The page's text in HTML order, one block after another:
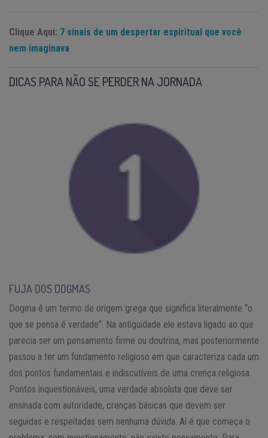
Clique Aqui: 7 sinais de um despertar espiritual que você
nem imaginava
DICAS PARA NÃO SE PERDER NA JORNADA
FUJA DOS DOGMAS
Dogma é um termo de origem grega que significa literalmente “o
que se pensa é verdade”. Na antiguidade ele estava ligado ao que
parecia ser um pensamento firme ou doutrina, mas posteriormente
passou a ter um fundamento religioso em que caracteriza cada um
dos pontos fundamentais e indiscutíveis de uma crença religiosa.
Pontos inquestionáveis, uma verdade absoluta que deve ser
ensinada com autoridade, crenças básicas que devem ser
seguidas e respeitadas sem nenhuma dúvida. Aí é que começa o